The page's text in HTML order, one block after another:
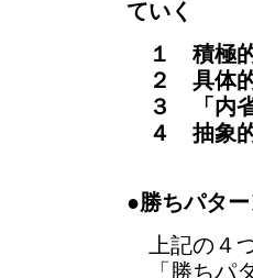
ていく
１ 積極
２ 具体的
３ 「内省
４ 抽象的
●勝ちパタ
上記の４
「勝ちパ